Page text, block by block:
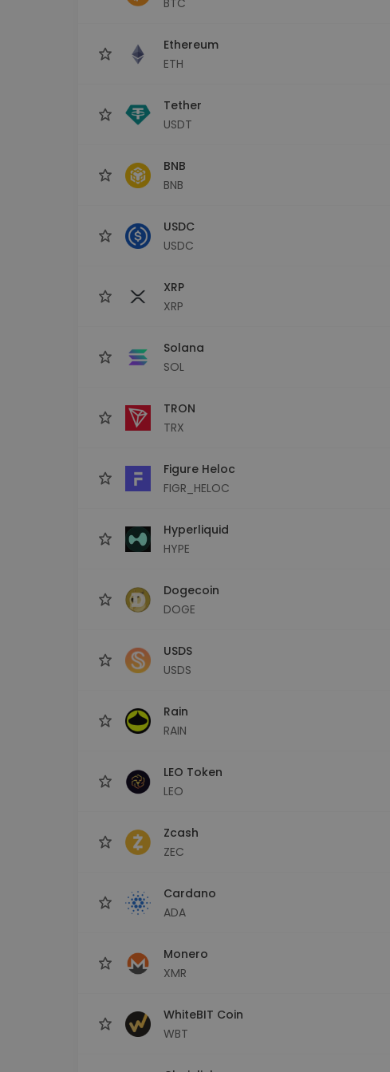
Ethereum
ETH
Tether
USDT
BNB
BNB
USDC
USDC
XRP
XRP
Solana
SOL
TRON
TRX
Figure Heloc
FIGR_HELOC
Hyperliquid
HYPE
Dogecoin
DOGE
USDS
USDS
Rain
RAIN
LEO Token
LEO
Zcash
ZEC
Cardano
ADA
Monero
XMR
WhiteBIT Coin
WBT